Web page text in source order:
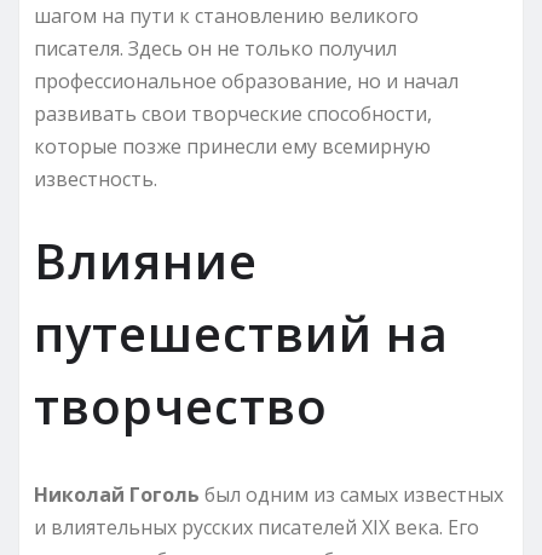
шагом на пути к становлению великого
писателя. Здесь он не только получил
профессиональное образование, но и начал
развивать свои творческие способности,
которые позже принесли ему всемирную
известность.
Влияние
путешествий на
творчество
Николай Гоголь был одним из самых известных
и влиятельных русских писателей XIX века. Его